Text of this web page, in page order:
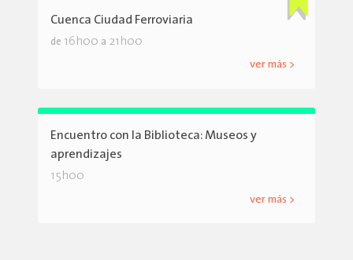
Cuenca Ciudad Ferroviaria
de 16h00 a 21h00
ver más >
Encuentro con la Biblioteca: Museos y
aprendizajes
15h00
ver más >